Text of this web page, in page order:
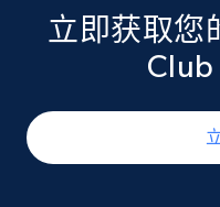
立即获取您
Club